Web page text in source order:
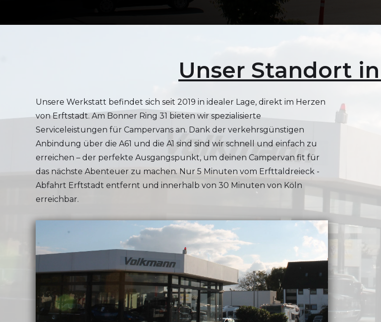
Unser Standort
Unsere Werkstatt befindet sich seit 2019 in idealer Lage, direkt im Herzen
von Erftstadt. Am Bonner Ring 31 bieten wir spezialisierte
Serviceleistungen für Campervans an. Dank der verkehrsgünstigen
Anbindung über die A61 und die A1 sind sind wir schnell und einfach zu
erreichen – der perfekte Ausgangspunkt, um deinen Campervan fit für
das nächste Abenteuer zu machen. Nur 5 Minuten vom Erfttaldreieck -
Abfahrt Erftstadt entfernt und innerhalb von 30 Minuten von Köln
erreichbar.